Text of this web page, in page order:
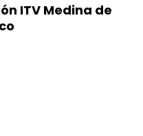
ITV Medina de